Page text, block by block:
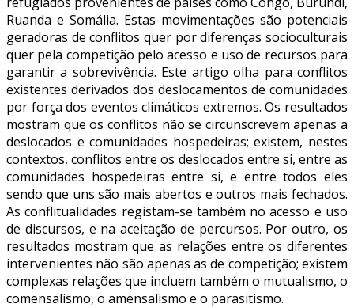
Ruanda e Somália. Estas movimentações são potenciais
geradoras de conflitos quer por diferenças socioculturais
quer pela competição pelo acesso e uso de recursos para
garantir a sobrevivência. Este artigo olha para conflitos
existentes derivados dos deslocamentos de comunidades
por força dos eventos climáticos extremos. Os resultados
mostram que os conflitos não se circunscrevem apenas a
deslocados e comunidades hospedeiras; existem, nestes
contextos, conflitos entre os deslocados entre si, entre as
comunidades hospedeiras entre si, e entre todos eles
sendo que uns são mais abertos e outros mais fechados.
As conflitualidades registam-se também no acesso e uso
de discursos, e na aceitação de percursos. Por outro, os
resultados mostram que as relações entre os diferentes
intervenientes não são apenas as de competição; existem
complexas relações que incluem também o mutualismo, o
comensalismo, o amensalismo e o parasitismo.